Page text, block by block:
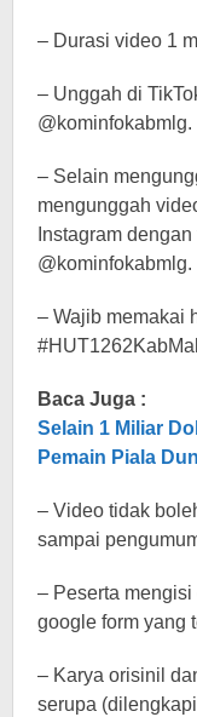
– Durasi video 1
– Unggah di
@kominfokabmlg.
– Selain
mengunggah
Instagram
@kominfokabmlg.
– Wajib memakai
Baca Juga :
Selain 1 Miliar
Pemain Piala
– Video tidak
sampai
– Peserta
google form yang
– Karya orisinil
serupa